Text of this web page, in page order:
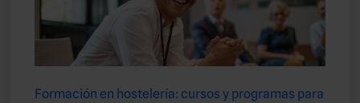
Formación en hostelería: cursos y programas para